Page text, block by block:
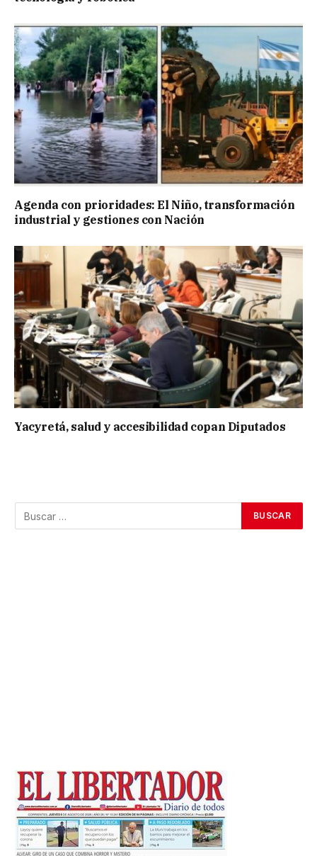
Agenda con prioridades: El Niño, transformación
industrial y gestiones con Nación
Yacyretá, salud y accesibilidad copan Diputados